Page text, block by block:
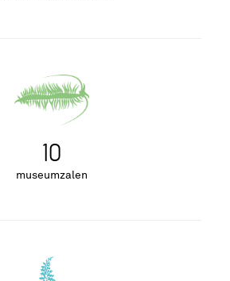
10
museumzalen